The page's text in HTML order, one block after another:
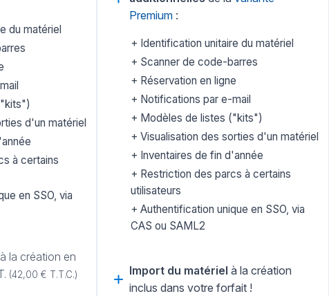
du matériel
d'un matériel
à certains
en SSO, via
à la création en
(42,00 € T.T.C.)
Premium :
Identification unitaire du matériel
Scanner de code-barres
Réservation en ligne
Notifications par e-mail
Modèles de listes ("kits")
Visualisation des sorties d'un matériel
Inventaires de fin d'année
Restriction des parcs à certains
utilisateurs
Authentification unique en SSO, via
CAS ou SAML2
Import du matériel à la création
inclus dans votre forfait !